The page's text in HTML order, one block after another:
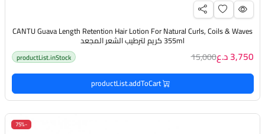
CANTU Guava Length Retention Hair Lotion For Natural Curls, Coils & Waves
355ml كريم لترطيب الشعر المجعد
3,750 د.ع 15,000
productList.inStock
productList.addToCart
-75%